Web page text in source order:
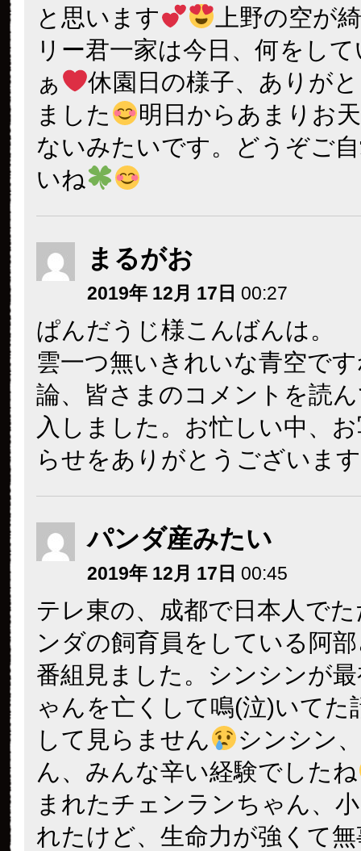
と思います
上野の空が
リー君一家は今日、何をし
ぁ
休園日の様子、ありが
ました
明日からあまりお
ないみたいです。どうぞご
いね
まるがお
2019年 12月 17日 00:27
ぱんだうじ様こんばんは。
雲一つ無いきれいな青空で
論、皆さまのコメントを読
入しました。お忙しい中、
らせをありがとうございま
パンダ産みたい
2019年 12月 17日 00:45
テレ東の、成都で日本人で
ンダの飼育員をしている阿
番組見ました。シンシンが
ゃんを亡くして鳴(泣)いてた
して見らません
シンシン
ん、みんな辛い経験でしたね
まれたチェンランちゃん、
れたけど、生命力が強くて